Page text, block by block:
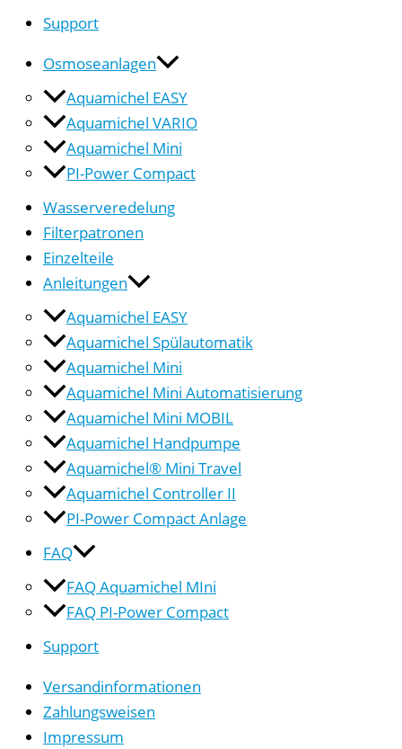
Support
Osmoseanlagen
Aquamichel EASY
Aquamichel VARIO
Aquamichel Mini
PI-Power Compact
Wasserveredelung
Filterpatronen
Einzelteile
Anleitungen
Aquamichel EASY
Aquamichel Spülautomatik
Aquamichel Mini
Aquamichel Mini Automatisierung
Aquamichel Mini MOBIL
Aquamichel Handpumpe
Aquamichel® Mini Travel
Aquamichel Controller II
PI-Power Compact Anlage
FAQ
FAQ Aquamichel MIni
FAQ PI-Power Compact
Support
Versandinformationen
Zahlungsweisen
Impressum